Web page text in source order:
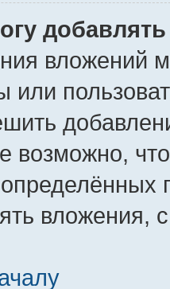
вложений
или
возможно,
вложения,